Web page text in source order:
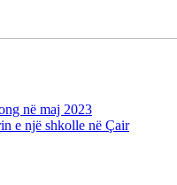
në maj 2023
e një shkolle në Çair